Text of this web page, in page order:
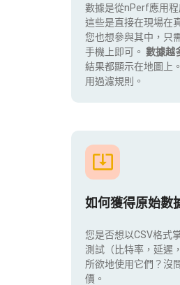
數據是從nPerf應用程
這些是直接在現場在
您也想參與其中，只
手機上即可。 數據越
結果都顯示在地圖上
用過濾規則。
如何獲得原始數
您是否想以CSV格式
測試（比特率，延遲
所欲地使用它們？沒
價。